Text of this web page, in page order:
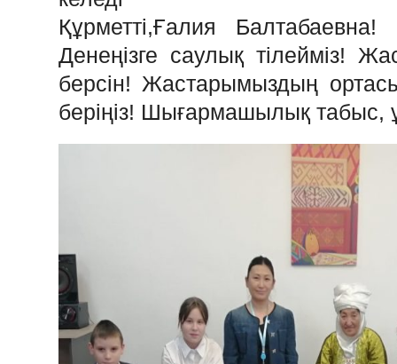
Құрметті,Ғалия Балтабаевна!
Денеңізге саулық тілейміз!
берсін! Жастарымыздың
беріңіз! Шығармашылық табыс,